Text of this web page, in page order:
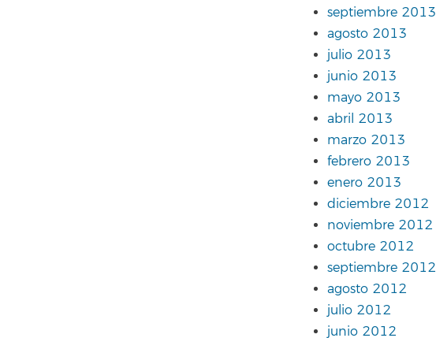
septiembre 2013
agosto 2013
julio 2013
junio 2013
mayo 2013
abril 2013
marzo 2013
febrero 2013
enero 2013
diciembre 2012
noviembre 2012
octubre 2012
septiembre 2012
agosto 2012
julio 2012
junio 2012